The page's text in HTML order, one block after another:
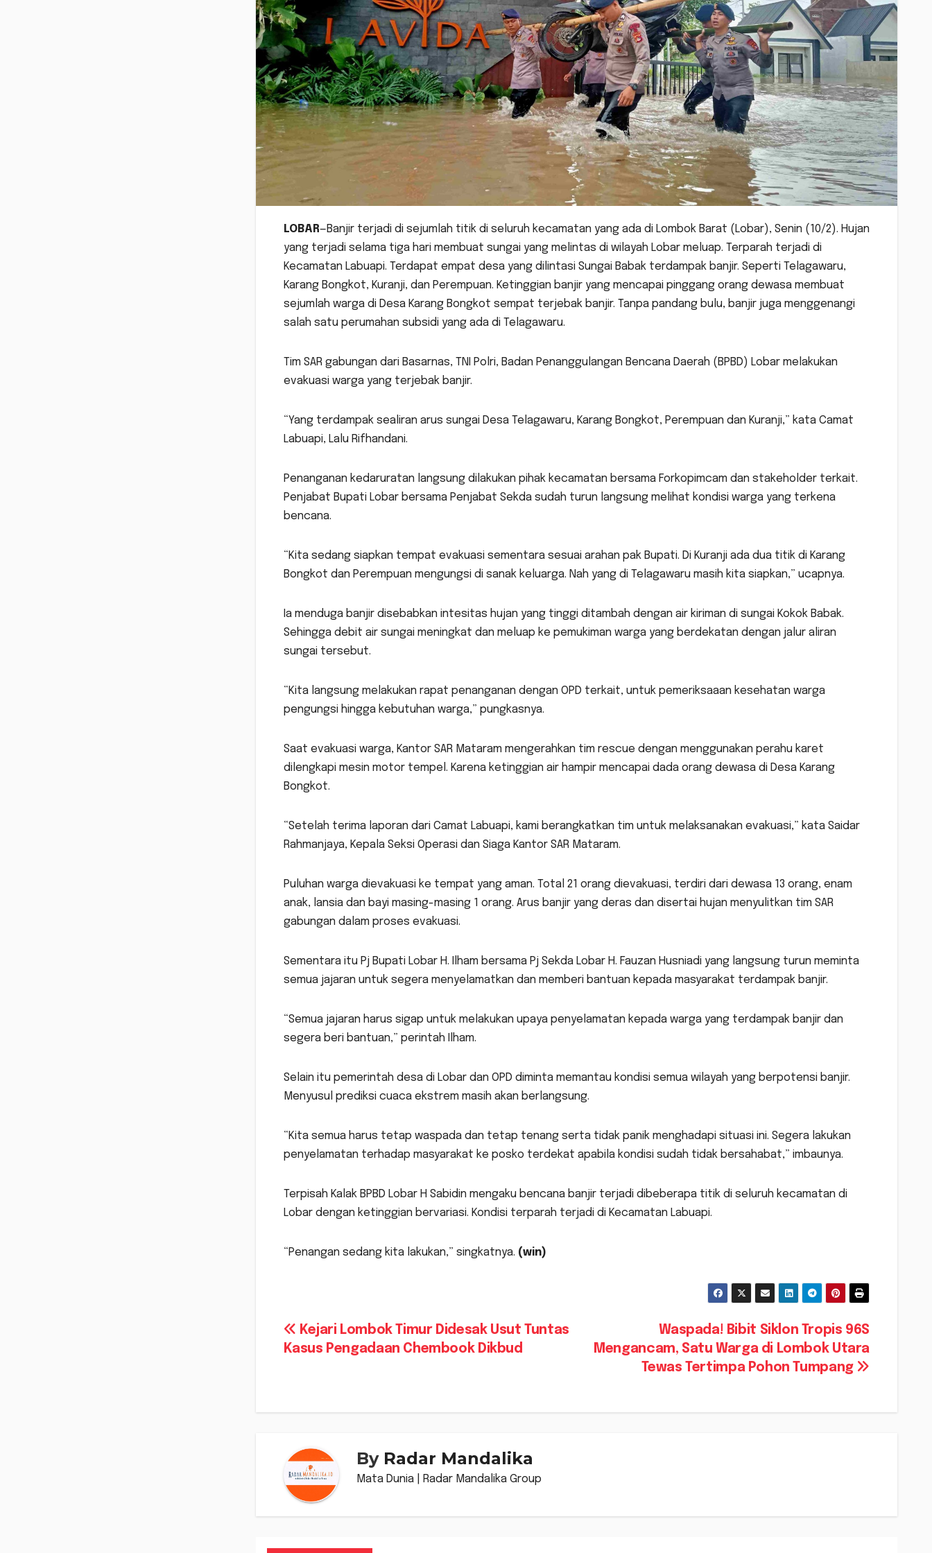
LOBAR—Banjir terjadi di sejumlah titik di seluruh kecamatan yang ada di Lombok Barat (Lobar), Senin (10/2). Hujan
yang terjadi selama tiga hari membuat sungai yang melintas di wilayah Lobar meluap. Terparah terjadi di
Kecamatan Labuapi. Terdapat empat desa yang dilintasi Sungai Babak terdampak banjir. Seperti Telagawaru,
Karang Bongkot, Kuranji, dan Perempuan. Ketinggian banjir yang mencapai pinggang orang dewasa membuat
sejumlah warga di Desa Karang Bongkot sempat terjebak banjir. Tanpa pandang bulu, banjir juga menggenangi
salah satu perumahan subsidi yang ada di Telagawaru.
Tim SAR gabungan dari Basarnas, TNI Polri, Badan Penanggulangan Bencana Daerah (BPBD) Lobar melakukan
evakuasi warga yang terjebak banjir.
“Yang terdampak sealiran arus sungai Desa Telagawaru, Karang Bongkot, Perempuan dan Kuranji,” kata Camat
Labuapi, Lalu Rifhandani.
Penanganan kedaruratan langsung dilakukan pihak kecamatan bersama Forkopimcam dan stakeholder terkait.
Penjabat Bupati Lobar bersama Penjabat Sekda sudah turun langsung melihat kondisi warga yang terkena
bencana.
“Kita sedang siapkan tempat evakuasi sementara sesuai arahan pak Bupati. Di Kuranji ada dua titik di Karang
Bongkot dan Perempuan mengungsi di sanak keluarga. Nah yang di Telagawaru masih kita siapkan,” ucapnya.
Ia menduga banjir disebabkan intesitas hujan yang tinggi ditambah dengan air kiriman di sungai Kokok Babak.
Sehingga debit air sungai meningkat dan meluap ke pemukiman warga yang berdekatan dengan jalur aliran
sungai tersebut.
“Kita langsung melakukan rapat penanganan dengan OPD terkait, untuk pemeriksaaan kesehatan warga
pengungsi hingga kebutuhan warga,” pungkasnya.
Saat evakuasi warga, Kantor SAR Mataram mengerahkan tim rescue dengan menggunakan perahu karet
dilengkapi mesin motor tempel. Karena ketinggian air hampir mencapai dada orang dewasa di Desa Karang
Bongkot.
“Setelah terima laporan dari Camat Labuapi, kami berangkatkan tim untuk melaksanakan evakuasi,” kata Saidar
Rahmanjaya, Kepala Seksi Operasi dan Siaga Kantor SAR Mataram.
Puluhan warga dievakuasi ke tempat yang aman. Total 21 orang dievakuasi, terdiri dari dewasa 13 orang, enam
anak, lansia dan bayi masing-masing 1 orang. Arus banjir yang deras dan disertai hujan menyulitkan tim SAR
gabungan dalam proses evakuasi.
Sementara itu Pj Bupati Lobar H. Ilham bersama Pj Sekda Lobar H. Fauzan Husniadi yang langsung turun meminta
semua jajaran untuk segera menyelamatkan dan memberi bantuan kepada masyarakat terdampak banjir.
“Semua jajaran harus sigap untuk melakukan upaya penyelamatan kepada warga yang terdampak banjir dan
segera beri bantuan,” perintah Ilham.
Selain itu pemerintah desa di Lobar dan OPD diminta memantau kondisi semua wilayah yang berpotensi banjir.
Menyusul prediksi cuaca ekstrem masih akan berlangsung.
“Kita semua harus tetap waspada dan tetap tenang serta tidak panik menghadapi situasi ini. Segera lakukan
penyelamatan terhadap masyarakat ke posko terdekat apabila kondisi sudah tidak bersahabat,” imbaunya.
Terpisah Kalak BPBD Lobar H Sabidin mengaku bencana banjir terjadi dibeberapa titik di seluruh kecamatan di
Lobar dengan ketinggian bervariasi. Kondisi terparah terjadi di Kecamatan Labuapi.
“Penangan sedang kita lakukan,” singkatnya. (win)
Navigasi
Waspada! Bibit Siklon Tropis 96S
Mengancam, Satu Warga di Lombok Utara
Tewas Tertimpa Pohon Tumpang
Kejari Lombok Timur Didesak Usut Tuntas
Kasus Pengadaan Chembook Dikbud
By Radar Mandalika
Mata Dunia | Radar Mandalika Group